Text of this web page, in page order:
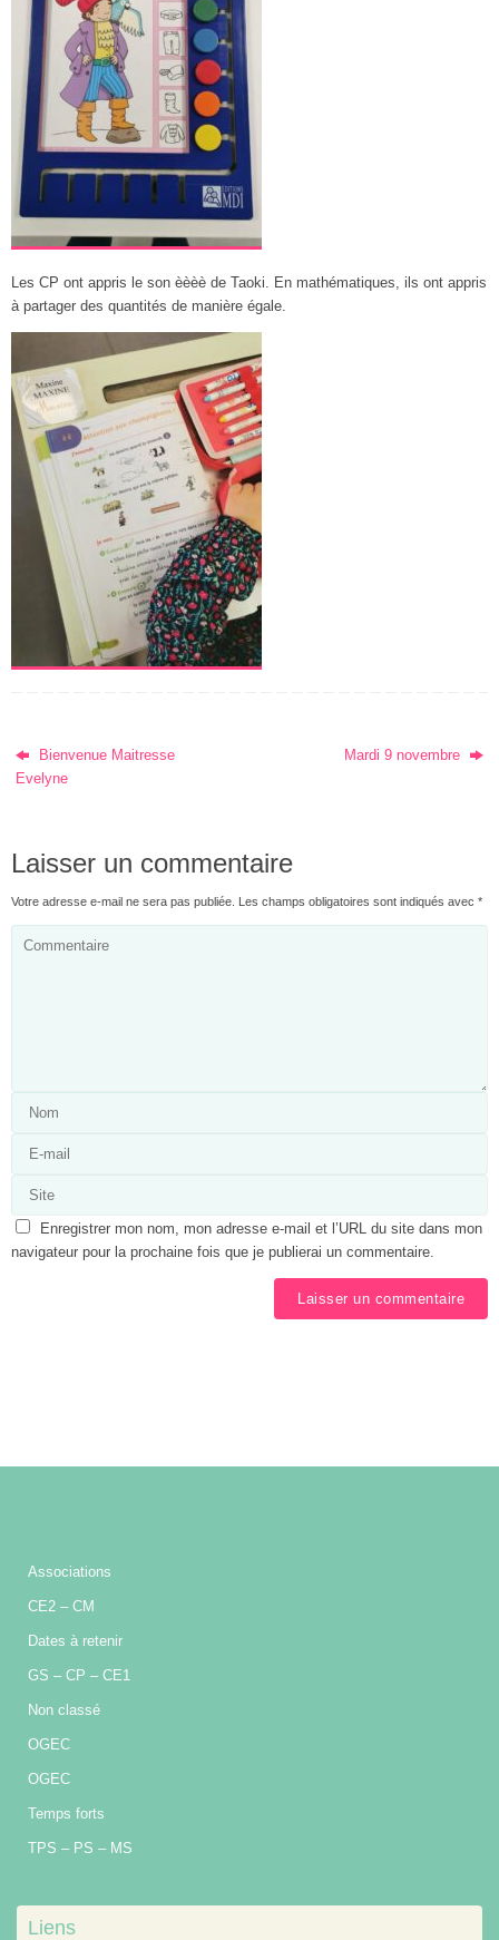
Les CP ont appris le son èèèè de Taoki. En mathématiques, ils ont appris
à partager des quantités de manière égale.
Bienvenue Maitresse
Evelyne
Mardi 9 novembre
Laisser un commentaire
Votre adresse e-mail ne sera pas publiée. Les champs obligatoires sont indiqués avec *
Enregistrer mon nom, mon adresse e-mail et l’URL du site dans mon
navigateur pour la prochaine fois que je publierai un commentaire.
Associations
CE2 – CM
Dates à retenir
GS – CP – CE1
Non classé
OGEC
OGEC
Temps forts
TPS – PS – MS
Liens